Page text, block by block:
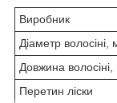
Виробник
Діаметр волосіні,
Довжина волосіні,
Перетин ліски